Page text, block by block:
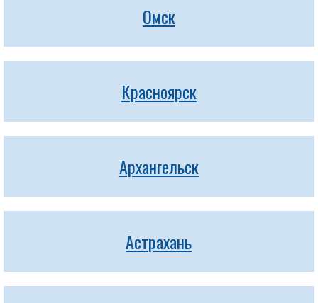
Омск
Красноярск
Архангельск
Астрахань